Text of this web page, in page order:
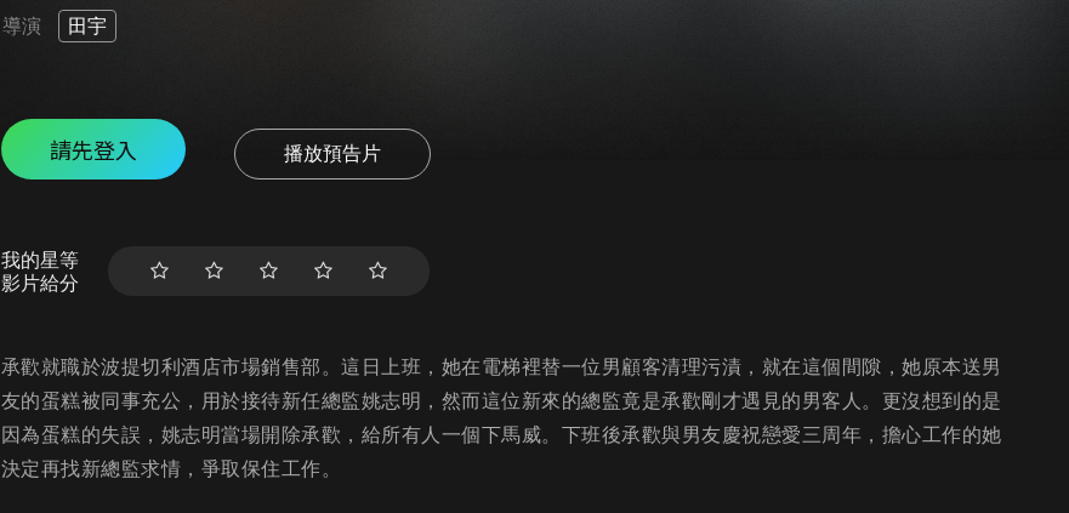
導演 田宇
請先登入 播放預告片
我的星等
影片給分
承歡就職於波提切利酒店市場銷售部。這日上班，她在電梯裡替一位男顧客清理污漬，就在這個間隙，她原本送男
友的蛋糕被同事充公，用於接待新任總監姚志明，然而這位新來的總監竟是承歡剛才遇見的男客人。更沒想到的是
因為蛋糕的失誤，姚志明當場開除承歡，給所有人一個下馬威。下班後承歡與男友慶祝戀愛三周年，擔心工作的她
決定再找新總監求情，爭取保住工作。